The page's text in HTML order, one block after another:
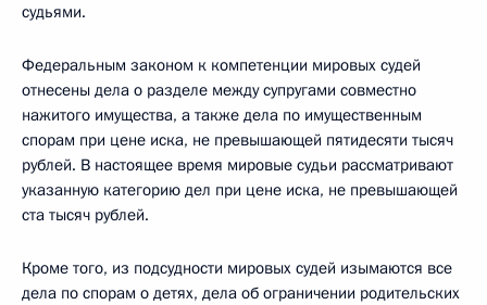
судьями.
Федеральным законом к компетенции мировых судей
отнесены дела о разделе между супругами совместно
нажитого имущества, а также дела по имущественным
спорам при цене иска, не превышающей пятидесяти тысяч
рублей. В настоящее время мировые судьи рассматривают
указанную категорию дел при цене иска, не превышающей
ста тысяч рублей.
Кроме того, из подсудности мировых судей изымаются все
дела по спорам о детях, дела об ограничении родительских